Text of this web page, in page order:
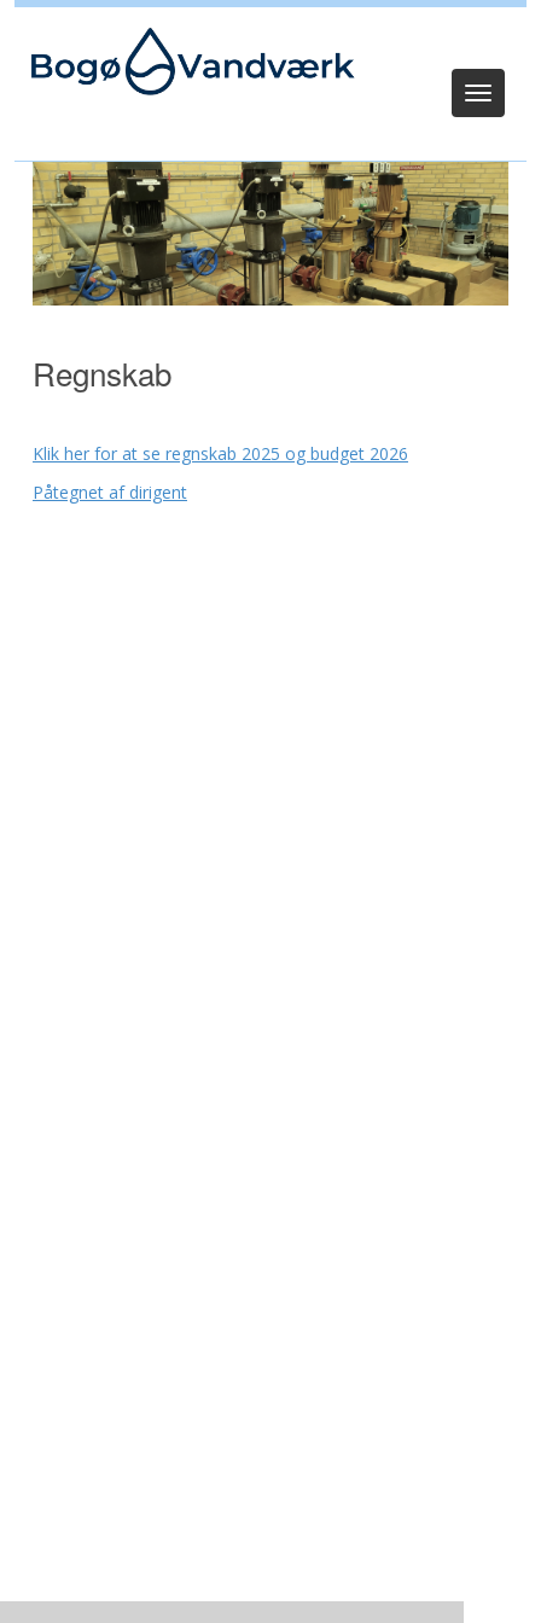
Toggle
Regnskab
Klik her for at se regnskab 2025 og budget 2026
Påtegnet af dirigent